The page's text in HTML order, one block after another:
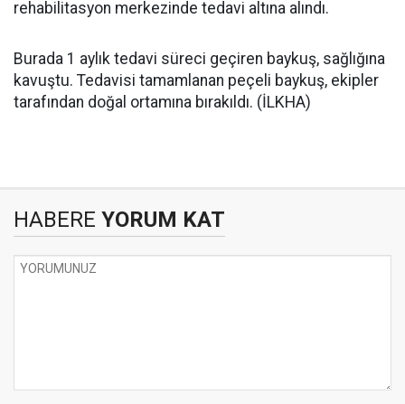
rehabilitasyon merkezinde tedavi altına alındı.
Burada 1 aylık tedavi süreci geçiren baykuş, sağlığına
kavuştu. Tedavisi tamamlanan peçeli baykuş, ekipler
tarafından doğal ortamına bırakıldı. (İLKHA)
HABERE YORUM KAT